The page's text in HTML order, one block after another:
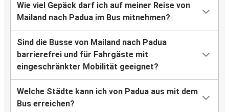
Wie viel Gepäck darf ich auf meiner Reise von
Mailand nach Padua im Bus mitnehmen?
Sind die Busse von Mailand nach Padua
barrierefrei und für Fahrgäste mit
eingeschränkter Mobilität geeignet?
Welche Städte kann ich von Padua aus mit dem
Bus erreichen?